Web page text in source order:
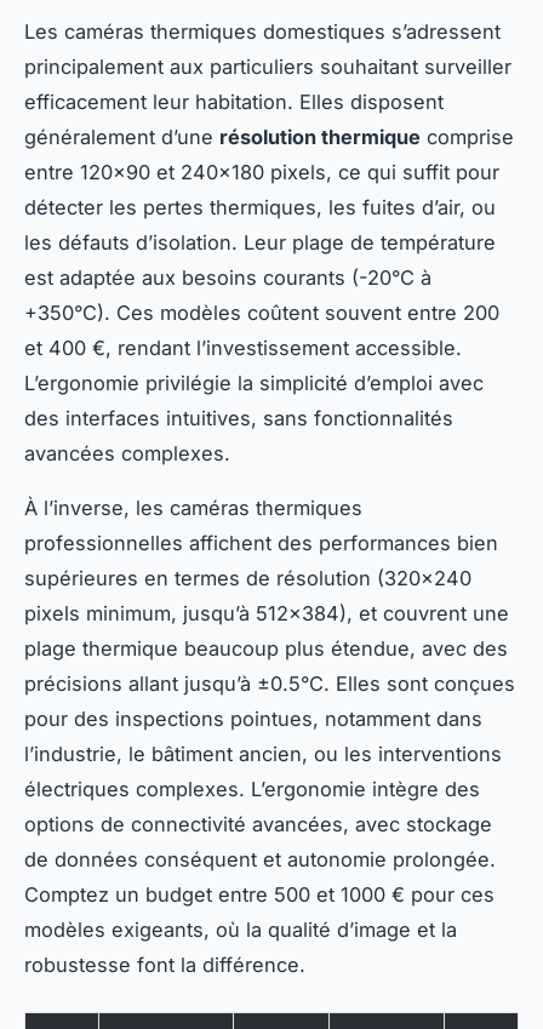
Les caméras thermiques domestiques s’adressent
principalement aux particuliers souhaitant surveiller
efficacement leur habitation. Elles disposent
généralement d’une résolution thermique comprise
entre 120×90 et 240×180 pixels, ce qui suffit pour
détecter les pertes thermiques, les fuites d’air, ou
les défauts d’isolation. Leur plage de température
est adaptée aux besoins courants (-20°C à
+350°C). Ces modèles coûtent souvent entre 200
et 400 €, rendant l’investissement accessible.
L’ergonomie privilégie la simplicité d’emploi avec
des interfaces intuitives, sans fonctionnalités
avancées complexes.
À l’inverse, les caméras thermiques
professionnelles affichent des performances bien
supérieures en termes de résolution (320×240
pixels minimum, jusqu’à 512×384), et couvrent une
plage thermique beaucoup plus étendue, avec des
précisions allant jusqu’à ±0.5°C. Elles sont conçues
pour des inspections pointues, notamment dans
l’industrie, le bâtiment ancien, ou les interventions
électriques complexes. L’ergonomie intègre des
options de connectivité avancées, avec stockage
de données conséquent et autonomie prolongée.
Comptez un budget entre 500 et 1000 € pour ces
modèles exigeants, où la qualité d’image et la
robustesse font la différence.